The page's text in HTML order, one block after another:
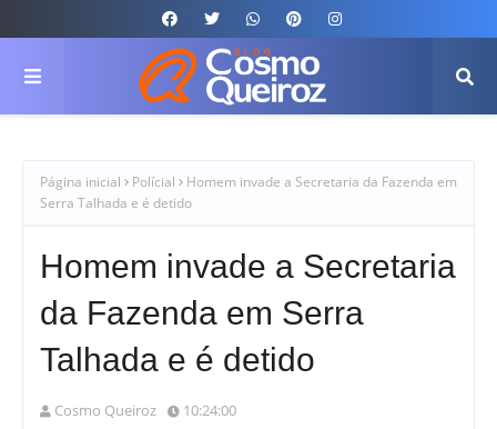
Página inicial Polícial
Homem invade a Secretaria da Fazenda em
Serra Talhada e é detido
Homem invade a Secretaria
da Fazenda em Serra
Talhada e é detido
Cosmo Queiroz 10:24:00